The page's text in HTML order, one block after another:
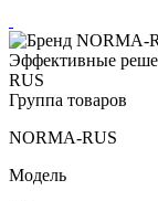
Эффективные
RUS
Группа товаров
NORMA-RUS
Модель